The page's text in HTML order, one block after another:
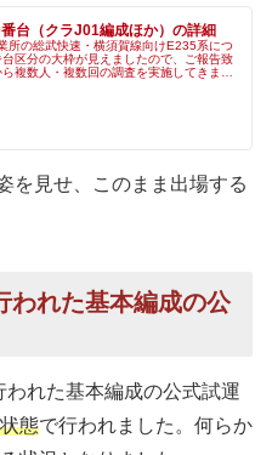
台（クラJ01編成ほか）の詳細
所の総武快速・横須賀線向けE235系につ
区分の大枠が見えましたので、ご報告致
ら複数人・複数回の調査を実施してきまし
を見せ、このまま出場する
われた基本編成の公
れた基本編成の公式試運
態で行われました。何らか